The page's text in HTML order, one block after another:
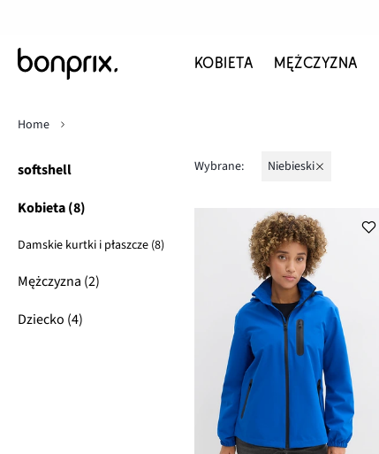
KOBIETA MĘŻCZYZNA
softshell
Kobieta (8)
Damskie kurtki i płaszcze (8)
Mężczyzna (2)
Dziecko (4)
Home
Wybrane: niebieski